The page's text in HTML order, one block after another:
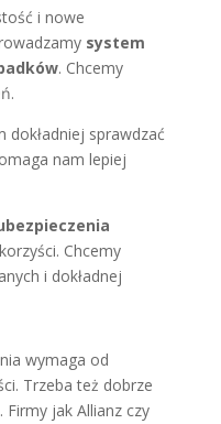
i nowe
system
. Chcemy
dokładniej sprawdzać
nam lepiej
Chcemy
i dokładnej
wymaga od
Trzeba też dobrze
jak Allianz czy